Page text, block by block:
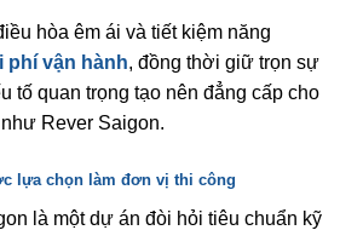
hòa êm ái và tiết kiệm năng
phí vận hành, đồng thời giữ trọn sự
tố quan trọng tạo nên đẳng cấp cho
Rever Saigon.
lựa chọn làm đơn vị thi công
là một dự án đòi hỏi tiêu chuẩn kỹ